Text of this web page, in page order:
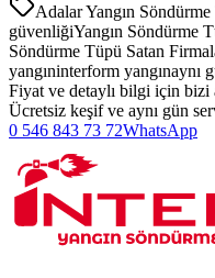
Adalar Yangın
güvenliğiYangın Söndürme
Söndürme Tüpü Satan
yangıninterform yangınaynı
Fiyat ve detaylı bilgi için bizi
Ücretsiz keşif ve aynı gün
0 546 843 73 72WhatsApp